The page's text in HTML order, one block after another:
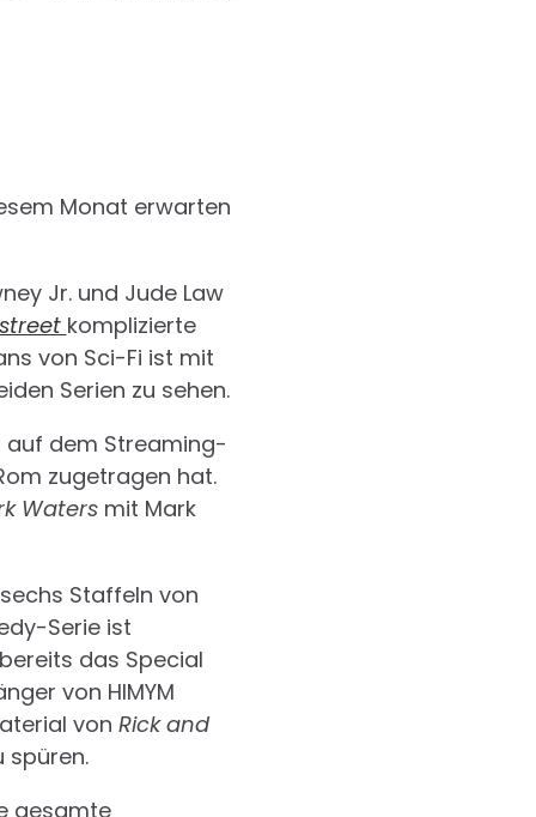
Monat erwarten
Jr. und Jude Law
komplizierte
von Sci-Fi ist mit
Serien zu sehen.
auf dem Streaming-
zugetragen hat.
Watersmit Mark
Staffeln von
Serie ist
das Special
von HIMYM
von Rick and
spüren.
gesamte